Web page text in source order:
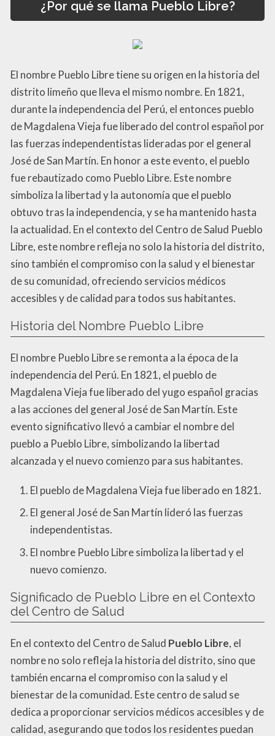
¿Por qué se llama Pueblo Libre?
El nombre Pueblo Libre tiene su origen en la historia del
distrito limeño que lleva el mismo nombre. En 1821,
durante la independencia del Perú, el entonces pueblo
de Magdalena Vieja fue liberado del control español por
las fuerzas independentistas lideradas por el general
José de San Martín. En honor a este evento, el pueblo
fue rebautizado como Pueblo Libre. Este nombre
simboliza la libertad y la autonomía que el pueblo
obtuvo tras la independencia, y se ha mantenido hasta
la actualidad. En el contexto del Centro de Salud Pueblo
Libre, este nombre refleja no solo la historia del distrito,
sino también el compromiso con la salud y el bienestar
de su comunidad, ofreciendo servicios médicos
accesibles y de calidad para todos sus habitantes.
Historia del Nombre Pueblo Libre
El nombre Pueblo Libre se remonta a la época de la
independencia del Perú. En 1821, el pueblo de
Magdalena Vieja fue liberado del yugo español gracias
a las acciones del general José de San Martín. Este
evento significativo llevó a cambiar el nombre del
pueblo a Pueblo Libre, simbolizando la libertad
alcanzada y el nuevo comienzo para sus habitantes.
El pueblo de Magdalena Vieja fue liberado en 1821.
El general José de San Martín lideró las fuerzas
independentistas.
El nombre Pueblo Libre simboliza la libertad y el
nuevo comienzo.
Significado de Pueblo Libre en el Contexto
del Centro de Salud
En el contexto del Centro de Salud Pueblo Libre, el
nombre no solo refleja la historia del distrito, sino que
también encarna el compromiso con la salud y el
bienestar de la comunidad. Este centro de salud se
dedica a proporcionar servicios médicos accesibles y de
calidad, asegurando que todos los residentes puedan